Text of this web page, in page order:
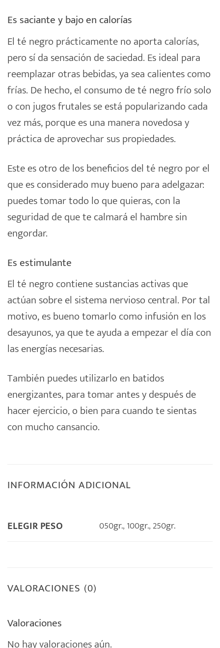
Es saciante y bajo en calorías
El té negro prácticamente no aporta calorías,
pero sí da sensación de saciedad. Es ideal para
reemplazar otras bebidas, ya sea calientes como
frías. De hecho, el consumo de té negro frío solo
o con jugos frutales se está popularizando cada
vez más, porque es una manera novedosa y
práctica de aprovechar sus propiedades.
Este es otro de los beneficios del té negro por el
que es considerado muy bueno para adelgazar:
puedes tomar todo lo que quieras, con la
seguridad de que te calmará el hambre sin
engordar.
Es estimulante
El té negro contiene sustancias activas que
actúan sobre el sistema nervioso central. Por tal
motivo, es bueno tomarlo como infusión en los
desayunos, ya que te ayuda a empezar el día con
las energías necesarias.
También puedes utilizarlo en batidos
energizantes, para tomar antes y después de
hacer ejercicio, o bien para cuando te sientas
con mucho cansancio.
INFORMACIÓN ADICIONAL
ELEGIR PESO 050gr.,100gr.,250gr.
VALORACIONES (0)
Valoraciones
No hay valoraciones aún.